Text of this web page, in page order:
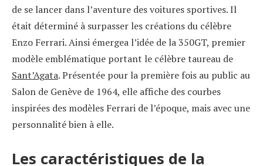
de se lancer dans l’aventure des voitures sportives. Il
était déterminé à surpasser les créations du célèbre
Enzo Ferrari. Ainsi émergea l’idée de la 350GT, premier
modèle emblématique portant le célèbre taureau de
Sant’Agata. Présentée pour la première fois au public au
Salon de Genève de 1964, elle affiche des courbes
inspirées des modèles Ferrari de l’époque, mais avec une
personnalité bien à elle.
Les caractéristiques de la